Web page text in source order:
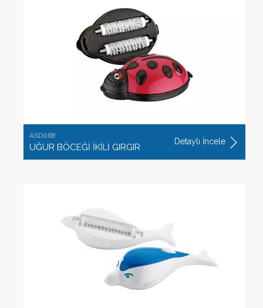
ASD068
UĞUR BÖCEĞİ İKİLİ GIRGIR
Detaylı İncele